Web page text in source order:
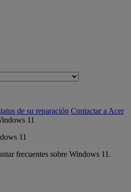
de su reparación Contactar a Acer
11
frecuentes sobre Windows 11.